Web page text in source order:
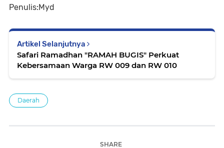
Penulis:Myd
Artikel Selanjutnya
Safari Ramadhan "RAMAH BUGIS" Perkuat
Kebersamaan Warga RW 009 dan RW 010
Daerah
SHARE